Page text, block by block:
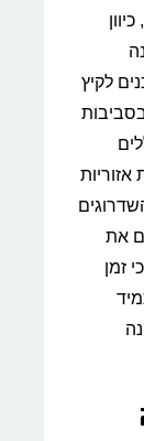
לקיץ
בסביבות
גם 13 שעות. השדרוגים
את
זמן